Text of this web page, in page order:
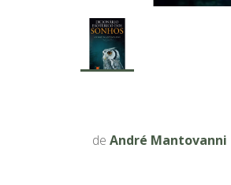
de André Mantovanni